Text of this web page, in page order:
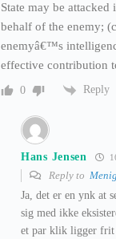
State may be
behalf of the enemy;
enemyâ€™s
effective contribution
0 Reply
Hans Jensen
Reply to
Ja, det er en ynk at
sig med ikke
et par klik ligger frit